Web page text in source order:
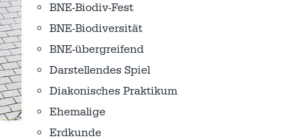
BNE-Biodiv-Fest
BNE-Biodiversität
BNE-übergreifend
Darstellendes Spiel
Diakonisches Praktikum
Ehemalige
Erdkunde